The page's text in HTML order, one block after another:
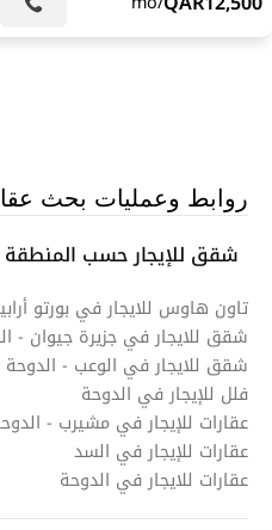
روابط وعمليات بحث
شقق للإيجار حسب المنطقة
تاون هاوس للايجار في بورتو
شقق للايجار في جزيرة جيوان -
شقق للايجار في الوعب - الدوحة
فلل للإيجار في الدوحة
عقارات للإيجار في مشيرب -
عقارات للإيجار في السد
عقارات للايجار في الدوحة